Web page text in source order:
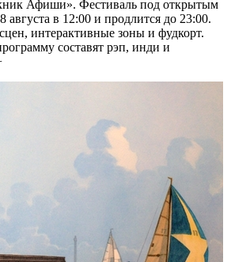
Афиши». Фестиваль под открытым
августа в 12:00 и продлится до 23:00.
интерактивные зоны и фудкорт.
составят рэп, инди и